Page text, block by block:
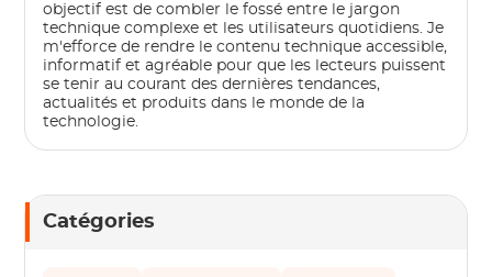
objectif est de combler le fossé entre le jargon
technique complexe et les utilisateurs quotidiens. Je
m'efforce de rendre le contenu technique accessible,
informatif et agréable pour que les lecteurs puissent
se tenir au courant des dernières tendances,
actualités et produits dans le monde de la
technologie.
Catégories